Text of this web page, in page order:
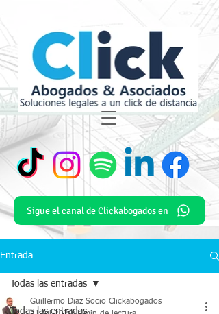
Sigue el canal de Clickabogados en
Entrada
Todas las entradas
Todas las entradas
Guillermo Diaz Socio Clickabogados